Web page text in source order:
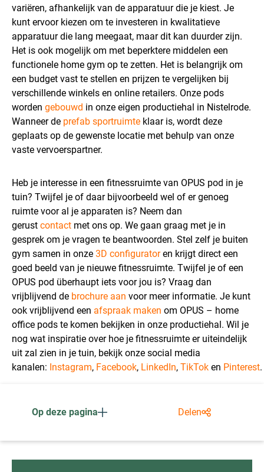
variëren, afhankelijk van de apparatuur die je kiest. Je
kunt ervoor kiezen om te investeren in kwalitatieve
apparatuur die lang meegaat, maar dit kan duurder zijn.
Het is ook mogelijk om met beperktere middelen een
functionele home gym op te zetten. Het is belangrijk om
een budget vast te stellen en prijzen te vergelijken bij
verschillende winkels en online retailers. Onze pods
worden gebouwd in onze eigen productiehal in Nistelrode.
Wanneer de prefab sportruimte klaar is, wordt deze
geplaats op de gewenste locatie met behulp van onze
vaste vervoerspartner.
Heb je interesse in een fitnessruimte van OPUS pod in je
tuin? Twijfel je of daar bijvoorbeeld wel of er genoeg
ruimte voor al je apparaten is? Neem dan
gerust contact met ons op. We gaan graag met je in
gesprek om je vragen te beantwoorden. Stel zelf je buiten
gym samen in onze 3D configuratoren krijgt direct een
goed beeld van je nieuwe fitnessruimte. Twijfel je of een
OPUS pod überhaupt iets voor jou is? Vraag dan
vrijblijvend de brochure aan voor meer informatie. Je kunt
ook vrijblijvend een afspraak maken om OPUS – home
office pods te komen bekijken in onze productiehal. Wil je
nog wat inspiratie over hoe je fitnessruimte er uiteindelijk
uit zal zien in je tuin, bekijk onze social media
kanalen: Instagram, Facebook, LinkedIn, TikTok en Pinterest.
Op deze pagina Delen